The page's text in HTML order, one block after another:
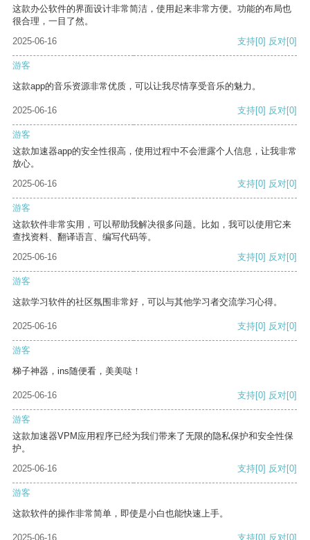
这款办公软件的界面设计非常简洁，使用起来非常方便。功能的布局也
很合理，一目了然。
2025-06-16
支持[0] 反对[0]
游客
这款app的音乐资源非常优质，可以让我尽情享受音乐的魅力。
2025-06-16 支持[0] 反对[0]
游客
这款加速器app的安全性很高，使用过程中不会泄露个人信息，让我非常
放心。
2025-06-16
支持[0] 反对[0]
游客
这款软件非常实用，可以帮助我解决很多问题。比如，我可以使用它来
查找资料、翻译语言、编写代码等。
2025-06-16
支持[0] 反对[0]
游客
这款学习软件的社区氛围非常好，可以与其他学习者交流学习心得。
2025-06-16 支持[0] 反对[0]
游客
梯子神器，ins随便看，美美哒！
2025-06-16 支持[0] 反对[0]
游客
这款加速器VPM应用程序已经为我们带来了无限的隐私保护和安全性保
护。
2025-06-16
支持[0] 反对[0]
游客
这款软件的操作非常简单，即使是小白也能快速上手。
2025-06-16 支持[0] 反对[0]